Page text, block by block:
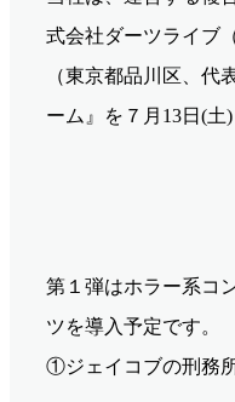
式会社ダーツライブ
（東京都品川区、
ーム』を７月13日(
第１弾はホラー系コ
ツを導入予定です。
①ジェイコ